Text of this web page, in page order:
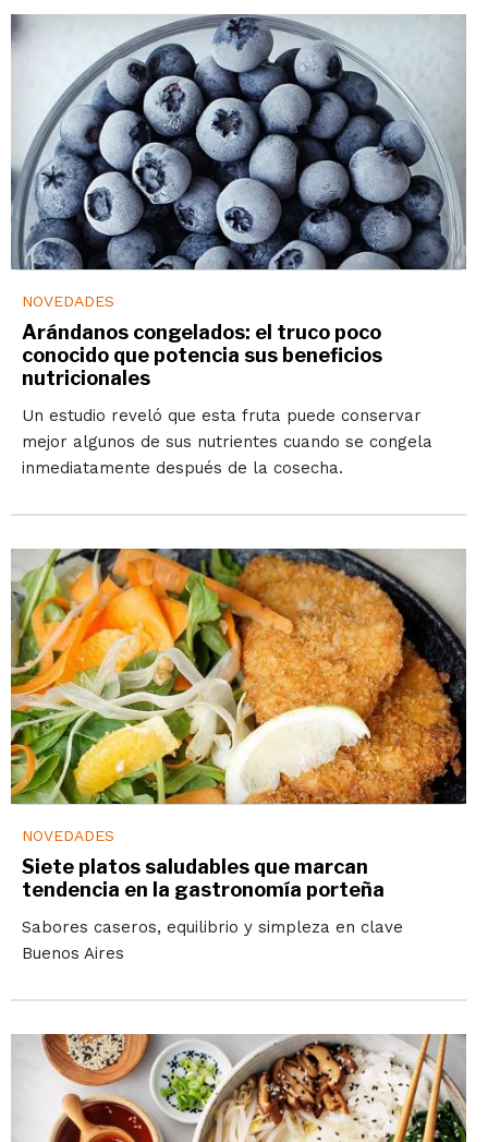
NOVEDADES
Arándanos congelados: el truco poco
conocido que potencia sus beneficios
nutricionales
Un estudio reveló que esta fruta puede conservar
mejor algunos de sus nutrientes cuando se congela
inmediatamente después de la cosecha.
NOVEDADES
Siete platos saludables que marcan
tendencia en la gastronomía porteña
Sabores caseros, equilibrio y simpleza en clave
Buenos Aires